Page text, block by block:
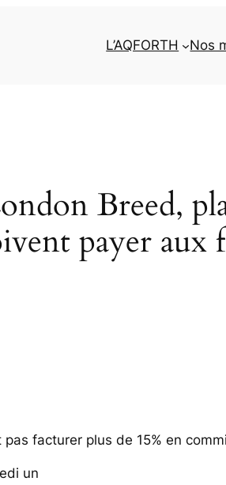
L’AQFORTH Nos
Breed,
payer aux
facturer plus de 15% en
un